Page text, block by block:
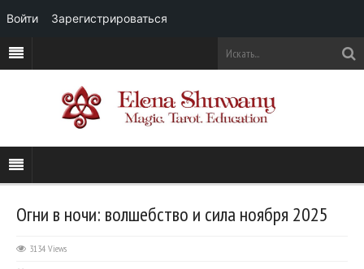
Огни в ночи: волшебство и сила ноября 2025
3134 Views
Войти Зарегистрироваться